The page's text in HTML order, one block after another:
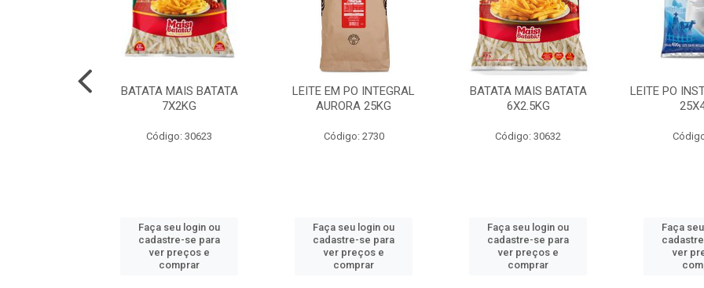
BATATA MAIS BATATA
7X2KG
Código: 30623
Faça seu login ou
cadastre-se para
ver preços e
comprar
LEITE EM PO INTEGRAL
AURORA 25KG
Código: 2730
Faça seu login ou
cadastre-se para
ver preços e
comprar
BATATA MAIS BATATA
6X2.5KG
Código: 30632
Faça seu login ou
cadastre-se para
ver preços e
comprar
LEITE PO
Faça
ver